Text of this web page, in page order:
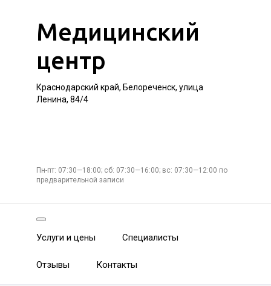
Медицинский
центр
Краснодарский край, Белореченск, улица
Ленина, 84/4
Пн-пт: 07:30—18:00; сб: 07:30—16:00; вс: 07:30—12:00 по
предварительной записи
Услуги и цены Специалисты
Отзывы Контакты